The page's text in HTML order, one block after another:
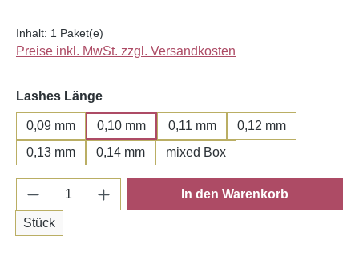
Inhalt: 1 Paket(e)
Preise inkl. MwSt. zzgl. Versandkosten
Lashes Längeauswählen
0,09 mm 0,10 mm 0,11 mm
0,12 mm
0,13 mm
0,14 mm mixed Box
Produkt Anzahl: Gib den gewünschten
Stück
In den Warenkorb